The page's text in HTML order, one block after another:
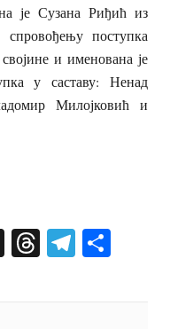
је Сузана Риђић из
поступка
и именована је
у саставу: Ненад
Милојковић и
X Threads